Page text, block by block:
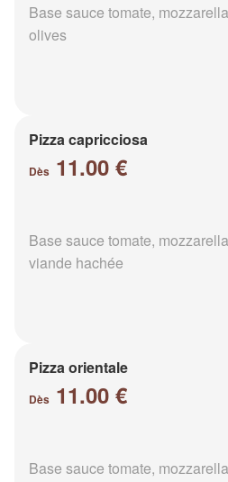
Base sauce tomate,
olives
Pizza capricciosa
Dès 11.00 €
Base sauce tomate,
viande hachée
Pizza orientale
Dès 11.00 €
Base sauce tomate,